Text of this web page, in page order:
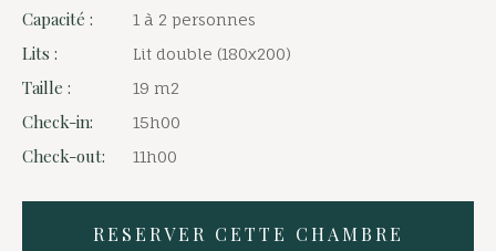
Capacité : 1 à 2 personnes
Lits : Lit double (180x200)
Taille : 19 m2
Check-in: 15h00
Check-out: 11h00
RESERVER CETTE CHAMBRE